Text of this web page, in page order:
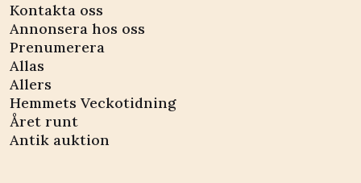
Kontakta oss
Annonsera hos oss
Prenumerera
Allas
Allers
Hemmets Veckotidning
Året runt
Antik auktion